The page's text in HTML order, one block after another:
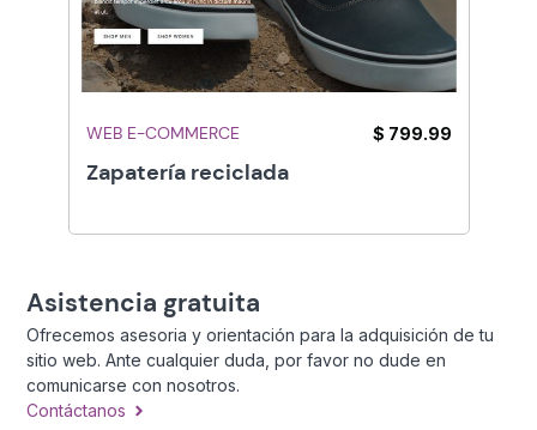
WEB E-COMMERCE $ 799.99
Zapatería reciclada
Asistencia gratuita
Ofrecemos asesoria y orientación para la adquisición de tu
sitio web. Ante cualquier duda, por favor no dude en
comunicarse con nosotros.
Contáctanos